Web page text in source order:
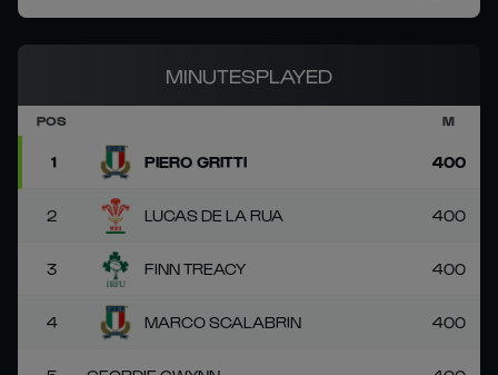
MINUTESPLAYED
POS M
1 PIERO GRITTI 400
2 LUCAS DE LA RUA 400
3 FINN TREACY 400
4 MARCO SCALABRIN 400